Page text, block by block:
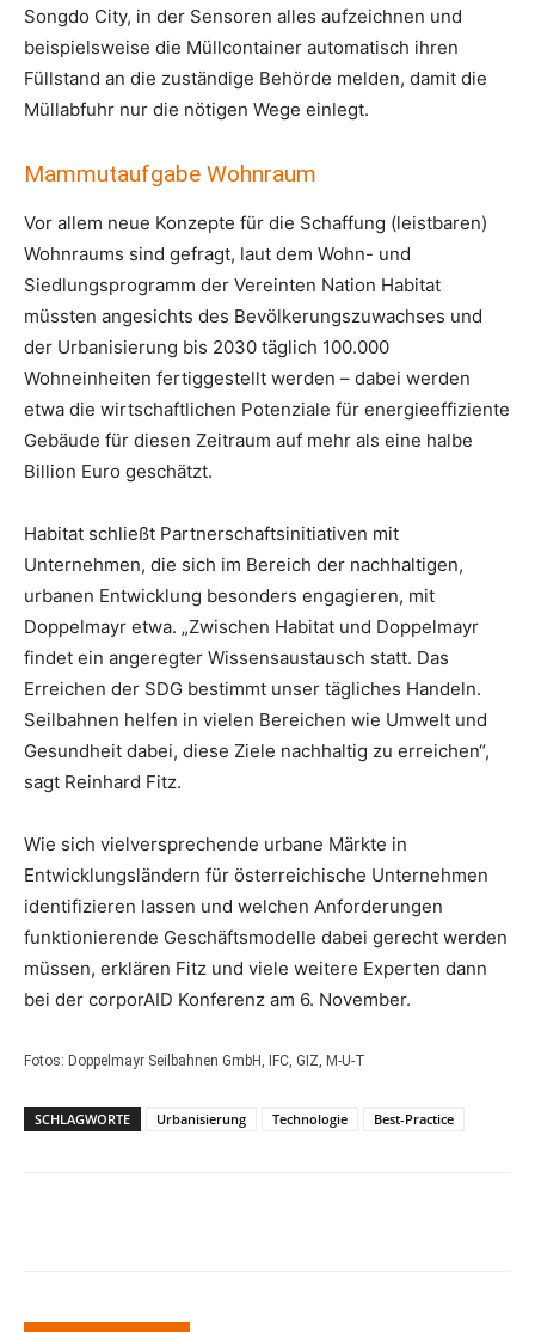
Songdo City, in der Sensoren alles aufzeichnen und
beispielsweise die Müllcontainer automatisch ihren
Füllstand an die zuständige Behörde melden, damit die
Müllabfuhr nur die nötigen Wege einlegt.
Mammutaufgabe Wohnraum
Vor allem neue Konzepte für die Schaffung (leistbaren)
Wohnraums sind gefragt, laut dem Wohn- und
Siedlungsprogramm der Vereinten Nation Habitat
müssten angesichts des Bevölkerungszuwachses und
der Urbanisierung bis 2030 täglich 100.000
Wohneinheiten fertiggestellt werden – dabei werden
etwa die wirtschaftlichen Potenziale für energieeffiziente
Gebäude für diesen Zeitraum auf mehr als eine halbe
Billion Euro geschätzt.
Habitat schließt Partnerschaftsinitiativen mit
Unternehmen, die sich im Bereich der nachhaltigen,
urbanen Entwicklung besonders engagieren, mit
Doppelmayr etwa. „Zwischen Habitat und Doppelmayr
findet ein angeregter Wissensaustausch statt. Das
Erreichen der SDG bestimmt unser tägliches Handeln.
Seilbahnen helfen in vielen Bereichen wie Umwelt und
Gesundheit dabei, diese Ziele nachhaltig zu erreichen“,
sagt Reinhard Fitz.
Wie sich vielversprechende urbane Märkte in
Entwicklungsländern für österreichische Unternehmen
identifizieren lassen und welchen Anforderungen
funktionierende Geschäftsmodelle dabei gerecht werden
müssen, erklären Fitz und viele weitere Experten dann
bei der corporAID Konferenz am 6. November.
Fotos: Doppelmayr Seilbahnen GmbH, IFC, GIZ, M-U-T
SCHLAGWORTE Urbanisierung Technologie Best-Practice